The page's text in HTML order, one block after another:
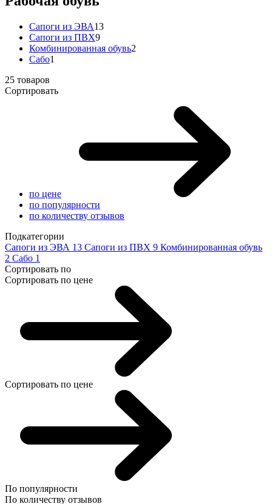
Сапоги из ЭВА13
Сапоги из ПВХ9
Комбинированная обувь2
Сабо1
25 товаров
Сортировать
по цене
по популярности
по количеству отзывов
Подкатегории
Сапоги из ЭВА 13 Сапоги из ПВХ 9 Комбинированная обувь
2 Сабо 1
Сортировать по
Сортировать по цене
Сортировать по цене
По популярности
По количеству отзывов